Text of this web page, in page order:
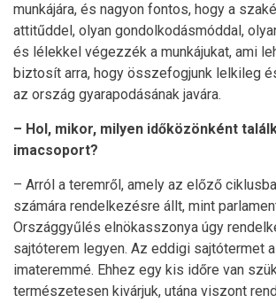
munkájára, és nagyon fontos, hogy a
attitűddel, olyan gondolkodásmóddal,
és lélekkel végezzék a munkájukat, ami
biztosít arra, hogy összefogjunk lelkileg
az ország gyarapodásának javára.
– Hol, mikor, milyen időközönként
imacsoport?
– Arról a teremről, amely az előző
számára rendelkezésre állt, mint
Országgyűlés elnökasszonya úgy
sajtóterem legyen. Az eddigi sajtótermet
imateremmé. Ehhez egy kis időre van
természetesen kivárjuk, utána viszont